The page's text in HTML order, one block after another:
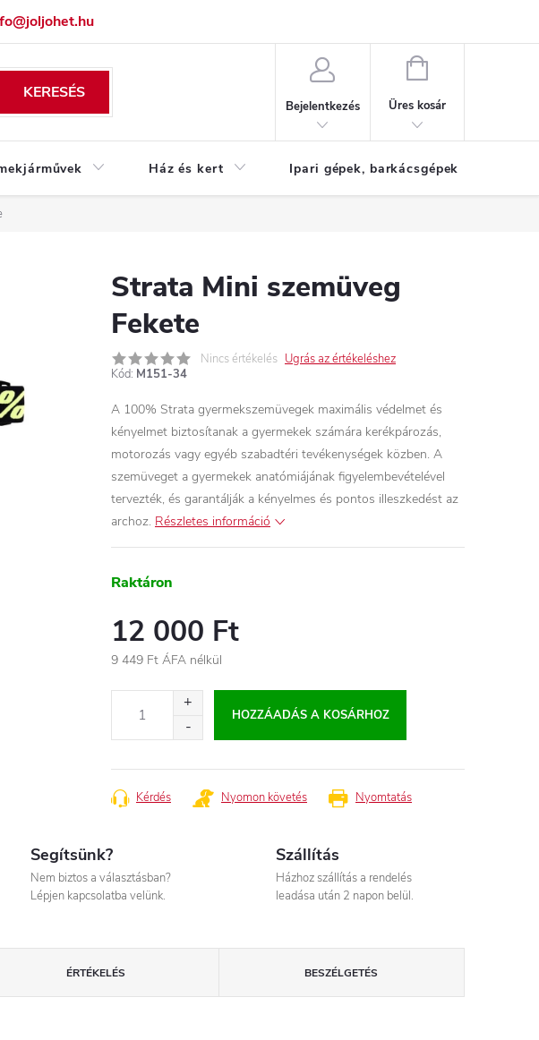
tájékoztató
KERESÉS
Bejelentkezés
KOSÁR
Üres kosár
Ház és kert Ipari gépek, barkácsgépek
Strata Mini szemüveg
Fekete
Nincs értékelés Ugrás az értékeléshez
Kód: M151-34
A 100% Strata gyermekszemüvegek maximális védelmet és
kényelmet biztosítanak a gyermekek számára kerékpározás,
motorozás vagy egyéb szabadtéri tevékenységek közben. A
szemüveget a gyermekek anatómiájának figyelembevételével
tervezték, és garantálják a kényelmes és pontos illeszkedést az
archoz. Részletes információ
Raktáron
12 000 Ft
9 449 Ft ÁFA nélkül
HOZZÁADÁS A KOSÁRHOZ
Nyomtatás
Kérdés Nyomon követés
Segítsünk?
Nem biztos a választásban?
Lépjen kapcsolatba velünk.
Szállítás
Házhoz szállítás a rendelés
leadása után 2 napon belül.
ÉRTÉKELÉS BESZÉLGETÉS